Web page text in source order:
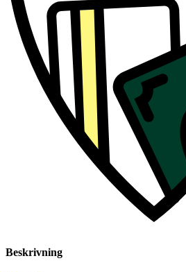
Beskrivning